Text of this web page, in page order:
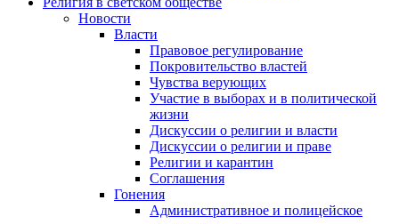
Новости
Власти
Правовое регулирование
Покровительство властей
Чувства верующих
Участие в выборах и в политической
жизни
Дискуссии о религии и власти
Дискуссии о религии и праве
Религии и карантин
Соглашения
Гонения
Административное и полицейское